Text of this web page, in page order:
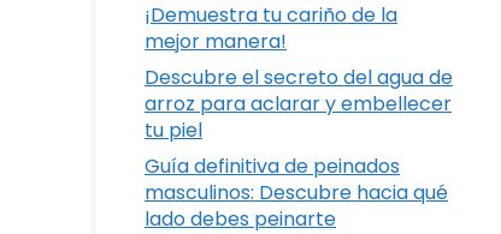
¡Demuestra tu cariño de la
mejor manera!
Descubre el secreto del agua de
arroz para aclarar y embellecer
tu piel
Guía definitiva de peinados
masculinos: Descubre hacia qué
lado debes peinarte